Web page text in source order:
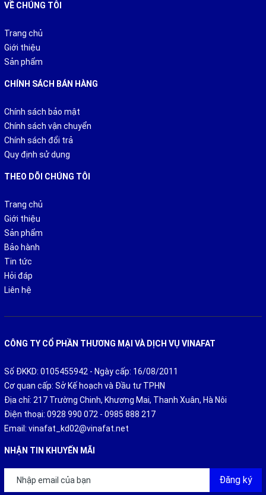
VỀ CHÚNG TÔI
Trang chủ
Giới thiệu
Sản phẩm
CHÍNH SÁCH BÁN HÀNG
Chính sách bảo mật
Chính sách vận chuyển
Chính sách đổi trả
Quy định sử dụng
THEO DÕI CHÚNG TÔI
Trang chủ
Giới thiệu
Sản phẩm
Bảo hành
Tin tức
Hỏi đáp
Liên hệ
CÔNG TY CỔ PHẦN THƯƠNG MẠI VÀ DỊCH VỤ VINAFAT
Số ĐKKD: 0105455942 - Ngày cấp: 16/08/2011
Cơ quan cấp: Sở Kế hoạch và Đầu tư TPHN
Địa chỉ: 217 Trường Chinh, Khương Mai, Thanh Xuân, Hà Nôi
Điện thoại: 0928 990 072 - 0985 888 217
Email: vinafat_kd02@vinafat.net
NHẬN TIN KHUYẾN MÃI
Đăng ký